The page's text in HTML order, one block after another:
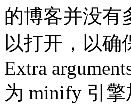
的博客并没有
以打开，以确
Extra
为 minify 引